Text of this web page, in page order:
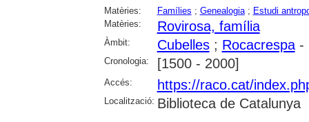
Matèries: Famílies ; Genealogia; Estudi
Matèries:
Rovirosa, família
Àmbit: Cubelles; Rocacrespa-
Cronologia: [1500 - 2000]
Accés: https://raco.cat/
Localització: Biblioteca de Catalunya